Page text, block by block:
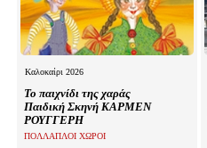
Καλοκαίρι 2026
Το παιχνίδι της χαράς
Παιδική Σκηνή ΚΑΡΜΕΝ
ΡΟΥΓΓΕΡΗ
ΠΟΛΛΑΠΛΟΙ ΧΩΡΟΙ